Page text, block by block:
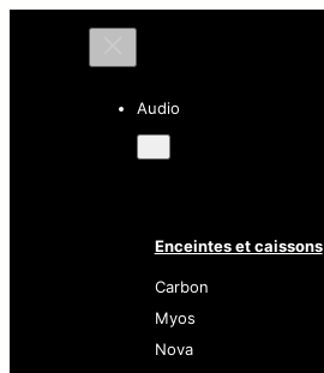
Audio
Enceintes et caissons
Carbon
Myos
Nova